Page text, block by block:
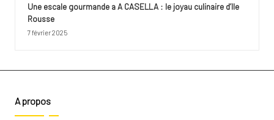
Une escale gourmande a A CASELLA : le joyau culinaire d’Ile
Rousse
7 février 2025
A propos